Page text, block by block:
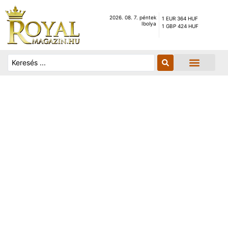
2026. 08. 7. péntek
Ibolya
1 EUR 364 HUF
1 GBP 424 HUF